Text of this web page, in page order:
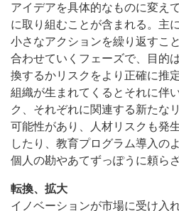
アイデアを具体的なものに変え
に取り組むことが含まれる。主
小さなアクションを繰り返すこ
合わせていくフェーズで、目的
換するかリスクをより正確に推
組織が生まれてくるとそれに伴
ク、それぞれに関連する新たな
可能性があり、人材リスクも発
したり、教育プログラム導入の
個人の勘やあてずっぽうに頼ら
転換、拡大
イノベーションが市場に受け入